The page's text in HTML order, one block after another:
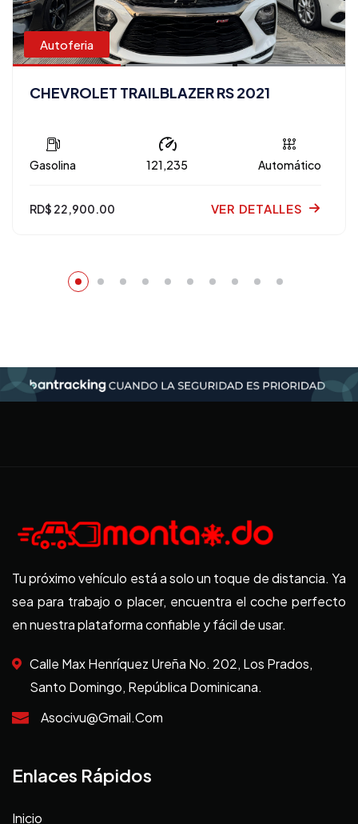
Autoferia
CHEVROLET TRAILBLAZER RS 2021
Gasolina 121,235 Automático
RD$ 22,900.00 VER DETALLES
Tu próximo vehículo está a solo un toque de distancia. Ya
sea para trabajo o placer, encuentra el coche perfecto
en nuestra plataforma confiable y fácil de usar.
Calle Max Henríquez Ureña No. 202, Los Prados,
Santo Domingo, República Dominicana.
Asocivu@gmail.com
Enlaces Rápidos
Inicio